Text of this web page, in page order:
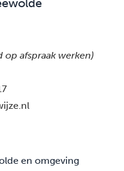
afspraak werken)
en omgeving